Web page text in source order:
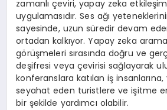
zamanlı çeviri, yapay zeka
uygulamasıdır. Ses ağı
sayesinde, uzun süredir devam
ortadan kalkıyor. Yapay zeka
görüşmeleri sırasında doğru ve
deşifresi veya çevirisi sağlayarak
konferanslara katılan iş
seyahat eden turistlere ve işitme
bir şekilde yardımcı olabilir.